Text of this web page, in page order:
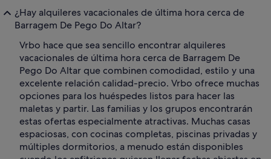
¿Hay alquileres vacacionales de última hora cerca de
Barragem De Pego Do Altar?
Vrbo hace que sea sencillo encontrar alquileres
vacacionales de última hora cerca de Barragem De
Pego Do Altar que combinen comodidad, estilo y una
excelente relación calidad-precio. Vrbo ofrece muchas
opciones para los huéspedes listos para hacer las
maletas y partir. Las familias y los grupos encontrarán
estas ofertas especialmente atractivas. Muchas casas
espaciosas, con cocinas completas, piscinas privadas y
múltiples dormitorios, a menudo están disponibles